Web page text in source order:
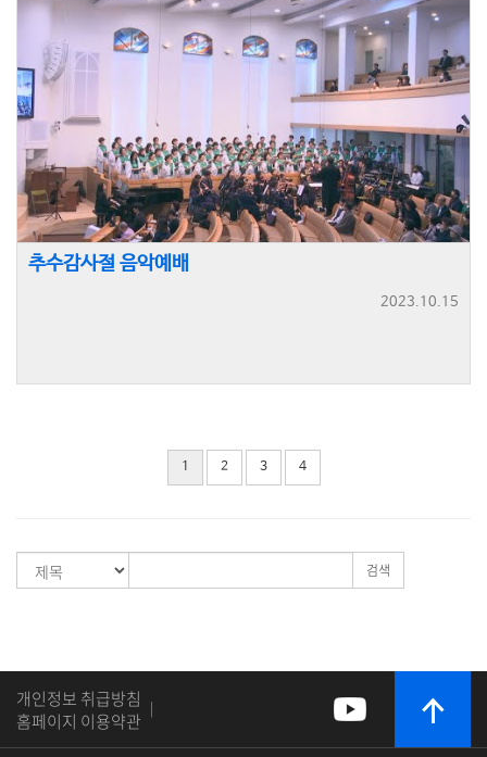
추수감사절 음악예배
2023.10.15
1 2 3 4
검색
개인정보 취급방침 |
홈페이지 이용약관